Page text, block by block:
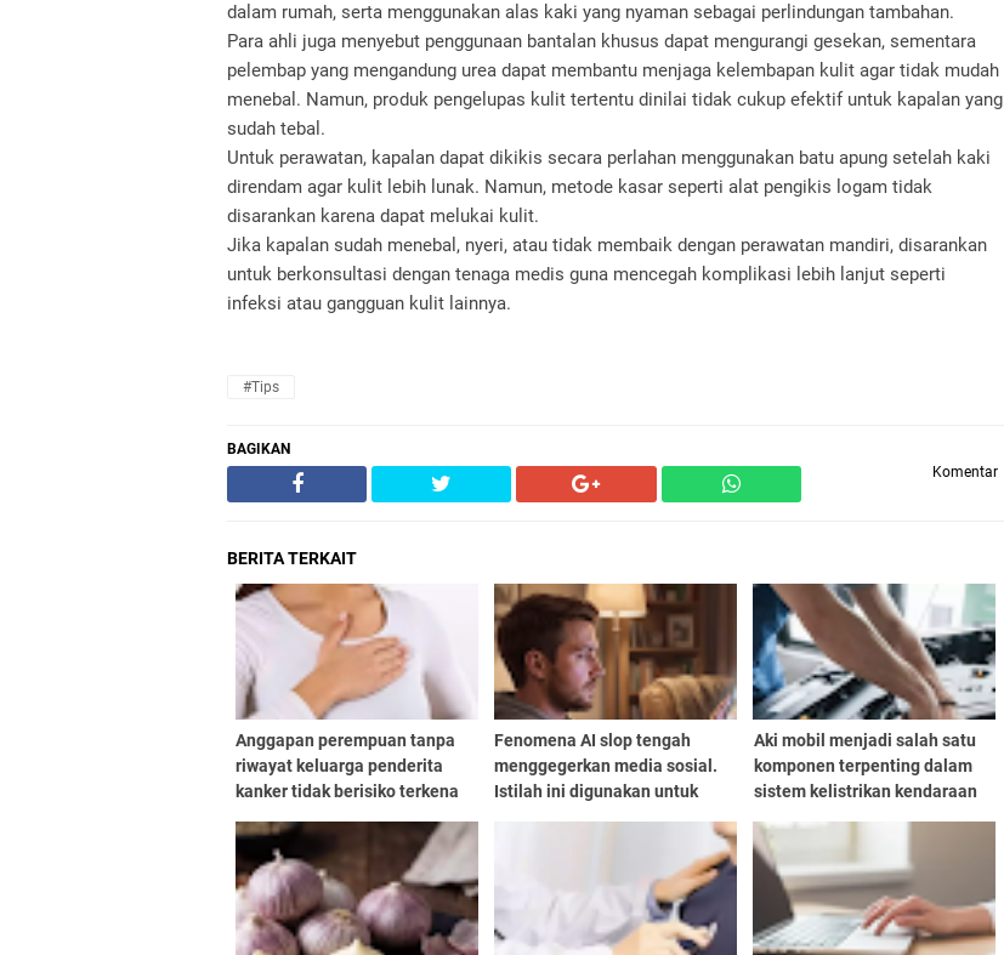
dalam rumah, serta menggunakan alas kaki yang nyaman sebagai perlindungan tambahan.
Para ahli juga menyebut penggunaan bantalan khusus dapat mengurangi gesekan, sementara
pelembap yang mengandung urea dapat membantu menjaga kelembapan kulit agar tidak mudah
menebal. Namun, produk pengelupas kulit tertentu dinilai tidak cukup efektif untuk kapalan yang
sudah tebal.
Untuk perawatan, kapalan dapat dikikis secara perlahan menggunakan batu apung setelah kaki
direndam agar kulit lebih lunak. Namun, metode kasar seperti alat pengikis logam tidak
disarankan karena dapat melukai kulit.
Jika kapalan sudah menebal, nyeri, atau tidak membaik dengan perawatan mandiri, disarankan
untuk berkonsultasi dengan tenaga medis guna mencegah komplikasi lebih lanjut seperti
infeksi atau gangguan kulit lainnya.
#Tips
BAGIKAN
Komentar
BERITA TERKAIT
Anggapan perempuan tanpa
riwayat keluarga penderita
kanker tidak berisiko terkena
dipercaya masyarakat awal
Fenomena AI slop tengah
menggegerkan media sosial.
Istilah ini digunakan untuk
Aki mobil menjadi salah satu
komponen terpenting dalam
sistem kelistrikan kendaraan